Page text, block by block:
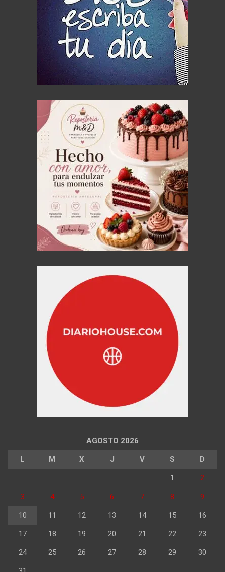
AGOSTO 2026
L M X J V S D
1 2
3 4 5 6 7 8 9
10 11 12 13 14 15 16
17 18 19 20 21 22 23
24 25 26 27 28 29 30